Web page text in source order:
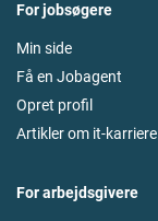
For jobsøgere
Min side
Få en Jobagent
Opret profil
Artikler om it-karriere
For arbejdsgivere